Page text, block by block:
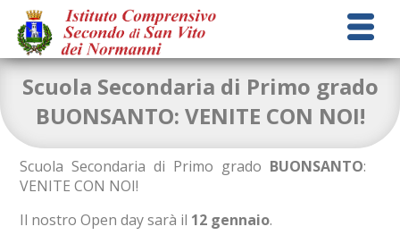
Scuola Secondaria di Primo grado
BUONSANTO: VENITE CON NOI!
Scuola Secondaria di Primo grado BUONSANTO:
VENITE CON NOI!
Il nostro Open day sarà il 12 gennaio.